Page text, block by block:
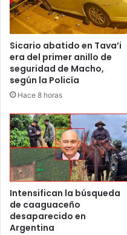
Sicario abatido en Tava’i
era del primer anillo de
seguridad de Macho,
según la Policía
Hace 8 horas
Intensifican la búsqueda
de caaguaceño
desaparecido en
Argentina